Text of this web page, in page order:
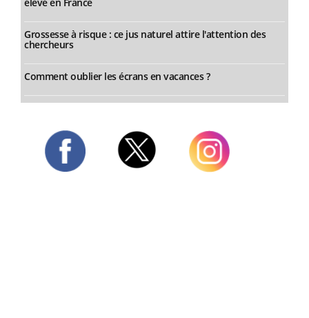
Grossesse à risque : ce jus naturel attire l'attention des
chercheurs
Comment oublier les écrans en vacances ?